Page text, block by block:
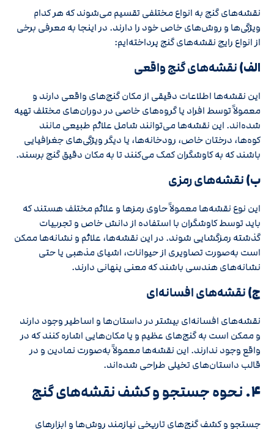
نقشه‌های گنج به انواع مختلفی تقسیم می‌شوند که هر کدام
ویژگی‌ها و روش‌های خاص خود را دارند. در اینجا به معرفی برخی
از انواع رایج نقشه‌های گنج پرداخته‌ایم:
الف)نقشه‌های گنج واقعی
این نقشه‌ها اطلاعات دقیقی از مکان گنج‌های واقعی دارند و
معمولاً توسط افراد یا گروه‌های خاصی در دوران‌های مختلف تهیه
شده‌اند. این نقشه‌ها می‌توانند شامل علائم طبیعی مانند
کوه‌ها، درختان خاص، رودخانه‌ها، یا دیگر ویژگی‌های جغرافیایی
باشند که به کاوشگران کمک می‌کنند تا به مکان دقیق گنج برسند.
ب)نقشه‌های رمزی
این نوع نقشه‌ها معمولاً حاوی رمزها و علائم مختلف هستند که
باید توسط کاوشگران با استفاده از دانش خاص و تجربیات
گذشته رمزگشایی شوند. در این نقشه‌ها، علائم و نشانه‌ها ممکن
است به‌صورت تصاویری از حیوانات، اشیای مذهبی یا حتی
نشانه‌های هندسی باشند که معنی پنهانی دارند.
ج)نقشه‌های افسانه‌ای
نقشه‌های افسانه‌ای بیشتر در داستان‌ها و اساطیر وجود دارند
و ممکن است به گنج‌های عظیم و یا مکان‌هایی اشاره کنند که در
واقع وجود ندارند. این نقشه‌ها معمولاً به‌صورت نمادین و در
قالب داستان‌های تخیلی طراحی شده‌اند.
۴. نحوه جستجو و کشف نقشه‌های گنج
جستجو و کشف گنج‌های تاریخی نیازمند روش‌ها و ابزارهای